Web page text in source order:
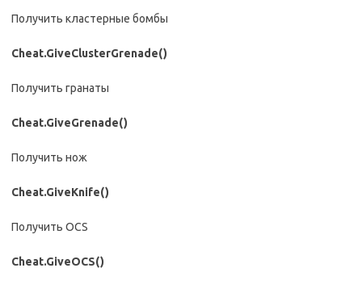
Получить кластерные бомбы
Cheat.GiveClusterGrenade()
Получить гранаты
Cheat.GiveGrenade()
Получить нож
Cheat.GiveKnife()
Получить OCS
Cheat.GiveOCS()